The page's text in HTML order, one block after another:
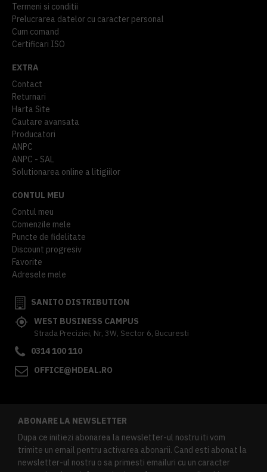
Termeni si conditii
Prelucrarea datelor cu caracter personal
Cum comand
Certificari ISO
EXTRA
Contact
Returnari
Harta Site
Cautare avansata
Producatori
ANPC
ANPC - SAL
Solutionarea online a litigiilor
CONTUL MEU
Contul meu
Comenzile mele
Puncte de fidelitate
Discount progresiv
Favorite
Adresele mele
SANITO DISTRIBUTION
WEST BUSINESS CAMPUS
Strada Preciziei, Nr, 3W, Sector 6, Bucuresti
0314 100 110
OFFICE@HDEAL.RO
ABONARE LA NEWSLETTER
Dupa ce initiezi abonarea la newsletter-ul nostru iti vom
trimite un email pentru activarea abonarii. Cand esti abonat la
newsletter-ul nostru o sa primesti emailuri cu un caracter